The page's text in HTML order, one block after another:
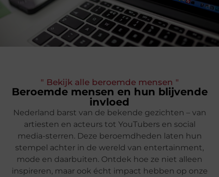
" Bekijk alle beroemde mensen "
Beroemde mensen en hun blijvende
invloed
Nederland barst van de bekende gezichten – van
artiesten en acteurs tot YouTubers en social
media-sterren. Deze beroemdheden laten hun
stempel achter in de wereld van entertainment,
mode en daarbuiten. Ontdek hoe ze niet alleen
inspireren, maar ook écht impact hebben op onze